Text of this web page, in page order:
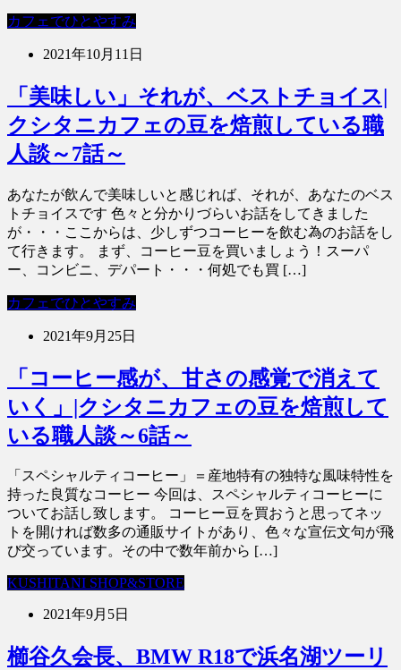
カフェでひとやすみ
2021年10月11日
「美味しい」それが、ベストチョイス|
クシタニカフェの豆を焙煎している職
人談～7話～
あなたが飲んで美味しいと感じれば、それが、あなたのベス
トチョイスです 色々と分かりづらいお話をしてきました
が・・・ここからは、少しずつコーヒーを飲む為のお話をし
て行きます。 まず、コーヒー豆を買いましょう！スーパ
ー、コンビニ、デパート・・・何処でも買 […]
カフェでひとやすみ
2021年9月25日
「コーヒー感が、甘さの感覚で消えて
いく」|クシタニカフェの豆を焙煎して
いる職人談～6話～
「スペシャルティコーヒー」＝産地特有の独特な風味特性を
持った良質なコーヒー 今回は、スペシャルティコーヒーに
ついてお話し致します。 コーヒー豆を買おうと思ってネッ
トを開ければ数多の通販サイトがあり、色々な宣伝文句が飛
び交っています。その中で数年前から […]
KUSHITANI SHOP&STORE
2021年9月5日
櫛谷久会長、BMW R18で浜名湖ツーリ